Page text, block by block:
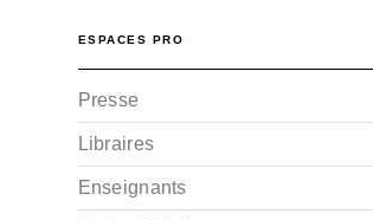
ESPACES PRO
Presse
Libraires
Enseignants